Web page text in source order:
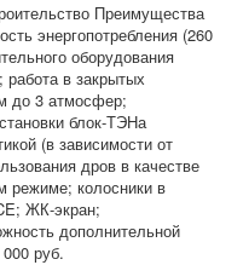
Преимущества
энергопотребления (260
оборудования
работа в закрытых
до 3 атмосфер;
блок-ТЭНа
(в зависимости от
дров в качестве
режиме; колосники в
ЖК-экран;
дополнительной
руб.